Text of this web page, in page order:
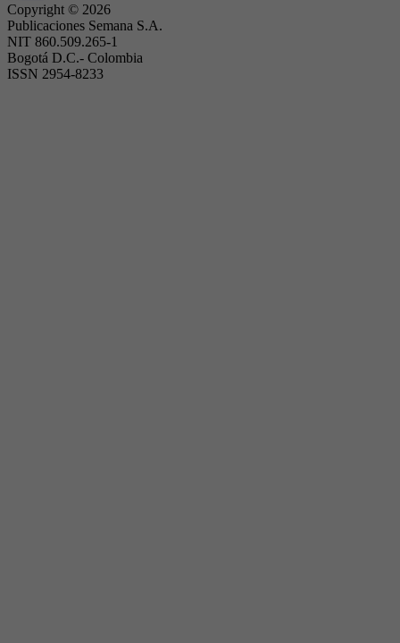
Copyright © 2026
Publicaciones Semana S.A.
NIT 860.509.265-1
Bogotá D.C.- Colombia
ISSN 2954-8233